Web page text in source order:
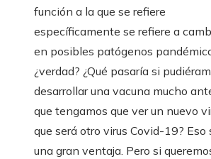
función a la que se refiere
específicamente se refiere a
en posibles patógenos
¿verdad? ¿Qué pasaría si
desarrollar una vacuna mucho
que tengamos que ver un nuevo
que será otro virus Covid-19? Eso
una gran ventaja. Pero si